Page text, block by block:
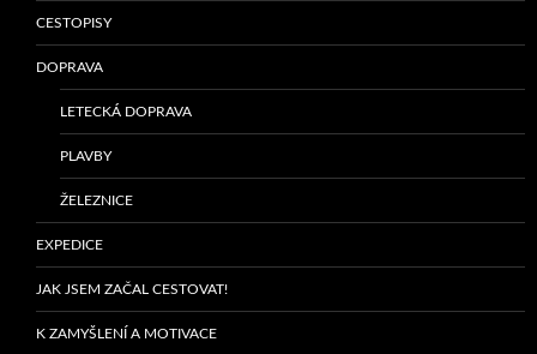
CESTOPISY
DOPRAVA
LETECKÁ DOPRAVA
PLAVBY
ŽELEZNICE
EXPEDICE
JAK JSEM ZAČAL CESTOVAT!
K ZAMYŠLENÍ A MOTIVACE